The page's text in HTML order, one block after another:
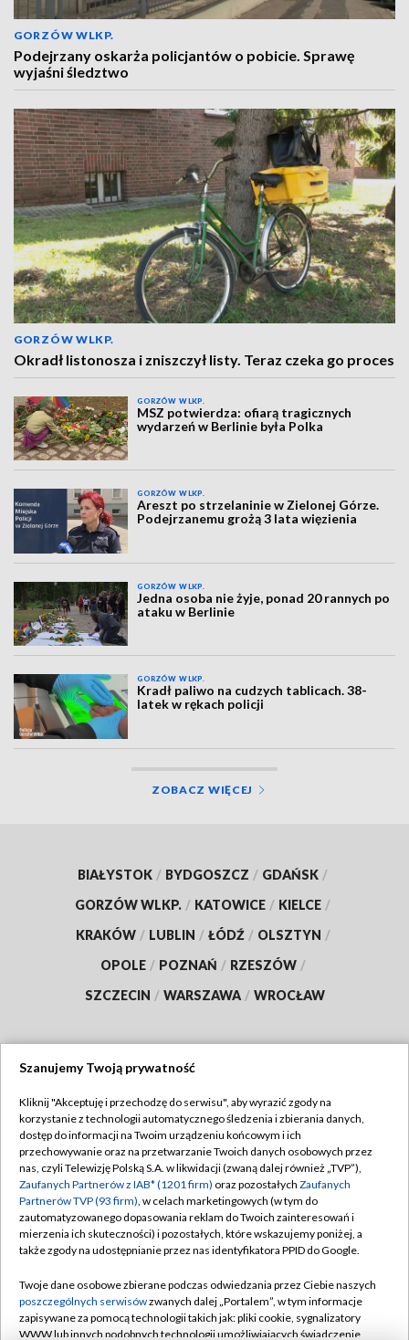
GORZÓW WLKP.
Podejrzany oskarża policjantów o pobicie. Sprawę
wyjaśni śledztwo
GORZÓW WLKP.
Okradł listonosza i zniszczył listy. Teraz czeka go proces
GORZÓW WLKP.
MSZ potwierdza: ofiarą tragicznych
wydarzeń w Berlinie była Polka
GORZÓW WLKP.
Areszt po strzelaninie w Zielonej Górze.
Podejrzanemu grożą 3 lata więzienia
GORZÓW WLKP.
Jedna osoba nie żyje, ponad 20 rannych po
ataku w Berlinie
GORZÓW WLKP.
Kradł paliwo na cudzych tablicach. 38-
latek w rękach policji
ZOBACZ WIĘCEJ
BIAŁYSTOK / BYDGOSZCZ / GDAŃSK /
GORZÓW WLKP. / KATOWICE / KIELCE /
KRAKÓW / LUBLIN / ŁÓDŹ / OLSZTYN /
OPOLE / POZNAŃ / RZESZÓW /
SZCZECIN / WARSZAWA / WROCŁAW
TVP
Abonament TVP
Emisja w TVP
Centrum informacji TVP
Naziemna Telewizja Cyfrowa
Rada Programowa
System NOS
Regulamin TVP
Polityka prywatności
Moje zgody
Pomoc
Kontakt
Szanujemy Twoją prywatność
Kliknij "Akceptuję i przechodzę do serwisu", aby wyrazić zgody na
korzystanie z technologii automatycznego śledzenia i zbierania danych,
dostęp do informacji na Twoim urządzeniu końcowym i ich
przechowywanie oraz na przetwarzanie Twoich danych osobowych przez
nas, czyli Telewizję Polską S.A. w likwidacji (zwaną dalej również „TVP”),
Zaufanych Partnerów z IAB* (1201 firm) oraz pozostałych Zaufanych
Partnerów TVP (93 firm), w celach marketingowych (w tym do
zautomatyzowanego dopasowania reklam do Twoich zainteresowań i
mierzenia ich skuteczności) i pozostałych, które wskazujemy poniżej, a
także zgody na udostępnianie przez nas identyfikatora PPID do Google.
Twoje dane osobowe zbierane podczas odwiedzania przez Ciebie naszych
poszczególnych serwisówzwanych dalej „Portalem”, w tym informacje
zapisywane za pomocą technologii takich jak: pliki cookie, sygnalizatory
WWW lub innych podobnych technologii umożliwiających świadczenie